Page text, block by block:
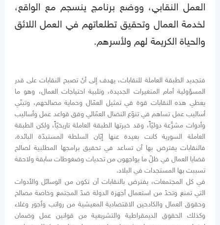
العمل النقابي، ووضع برنامج ينسجم مع الواقع،
لخدمة العمال وتحقيق تطلعاتهم في العمل اللائق
والحياة الكريمة لهم ولأسرهم.
فتجديد الطبقة العاملة للنقابات، يهدف إلى أنْ تصبح النقابات على قدر
المسؤولية أمام المتغيرات الجديدة، وتلبية احتياجات العمال، وهو ما
يعطي هذه النقابات قوة في تمثيل العمّال وحماية مصالحهم، وتبنّي
أساليب عمل تساهم في تنوّع النضال العمّالي وفق قواعد عمل وأساليب
وأدوات مشرَّعة دوليّاً، وقد خبرتها الطبقة العاملة تاريخيّاً، ولكن الطبقة
العاملة السورية كانت بعيدة عنها إبّان السلطة المستبدّة البائدة.
فالنقابات يفترض بها أن تساعد في تحقيق برامجها المطلبية لصالح
قضايا العمال في ظلّ ما يواجهون من تحديات وضغوطات سابقة ولاحقة
تسببت بها المستجدات في البلاد.
في كل المجتمعات، يفترض بالنقابات أن تكون من الوسائل والأدوات
التي تمنع وتحدّ من استعمال أجهزة الدولة ضدّ المجتمع وخاصة مصالح
وحقوق العمال والكادحين الاقتصادية المعيشية من رواتب وأجور وغلاء
وكذلك الحقوق الديمقراطية والتشريعية من قوانين عمل وضمان